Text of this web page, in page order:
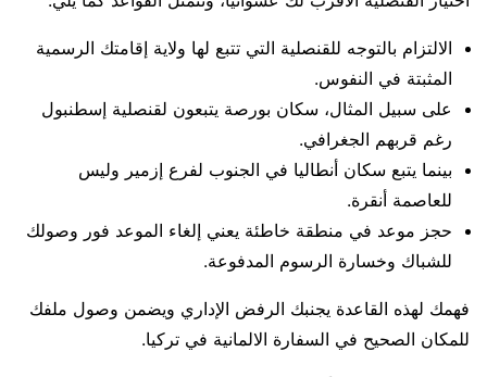
الالتزام بالتوجه للقنصلية التي تتبع لها ولاية إقامتك الرسمية
المثبتة في النفوس.
على سبيل المثال، سكان بورصة يتبعون لقنصلية إسطنبول
رغم قربهم الجغرافي.
بينما يتبع سكان أنطاليا في الجنوب لفرع إزمير وليس
للعاصمة أنقرة.
حجز موعد في منطقة خاطئة يعني إلغاء الموعد فور وصولك
للشباك وخسارة الرسوم المدفوعة.
فهمك لهذه القاعدة يجنبك الرفض الإداري ويضمن وصول ملفك
للمكان الصحيح في السفارة الالمانية في تركيا.